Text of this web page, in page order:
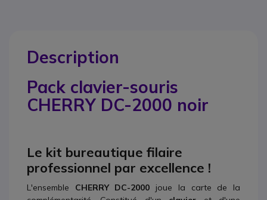
Description
Pack clavier-souris
CHERRY DC-2000 noir
Le kit bureautique filaire
professionnel par excellence !
L'ensemble CHERRY DC-2000 joue la carte de la